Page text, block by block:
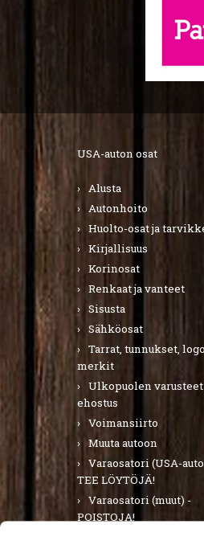
USA-auton osat
Alusta
Autonhoito
Huolto-osat ja
Kirjallisuus
Korinosat
Renkaat ja vanteet
Sisusta
Sähköosat
Tarrat, tunnukset,
merkit
Ulkopuolen varusteet
ehostus
Voimansiirto
Muuta autoon
Varaosatori (USA-
TEE LÖYTÖJÄ!
Varaosatori (muut) -
POISTOJA!